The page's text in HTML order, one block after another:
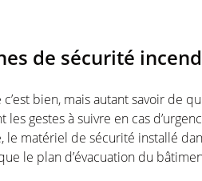
de sécurité
bien, mais autant savoir de
gestes à suivre en cas
le matériel de sécurité installé
le plan d’évacuation du